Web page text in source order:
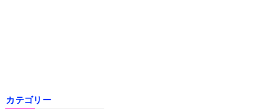
カテゴリー